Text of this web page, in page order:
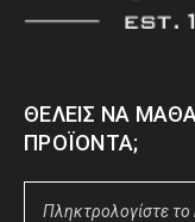
ΘΈΛΕΙΣ ΝΑ
ΠΡΟΪΌΝΤΑ;